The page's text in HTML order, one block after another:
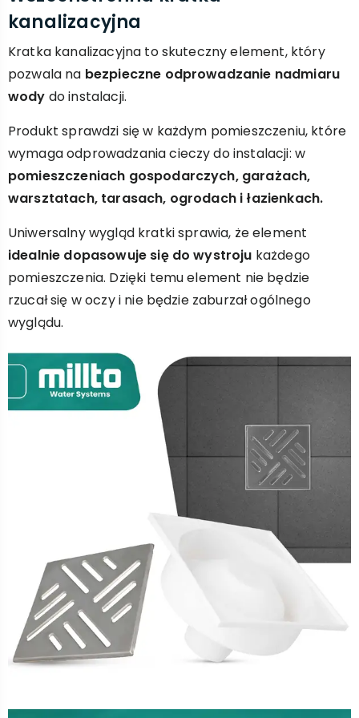
kanalizacyjna
Kratka kanalizacyjna to skuteczny element, który
pozwala na bezpieczne odprowadzanie nadmiaru
wody do instalacji.
Produkt sprawdzi się w każdym pomieszczeniu, które
wymaga odprowadzania cieczy do instalacji: w
pomieszczeniach gospodarczych, garażach,
warsztatach, tarasach, ogrodach i łazienkach.
Uniwersalny wygląd kratki sprawia, że element
idealnie dopasowuje się do wystroju każdego
pomieszczenia. Dzięki temu element nie będzie
rzucał się w oczy i nie będzie zaburzał ogólnego
wyglądu.